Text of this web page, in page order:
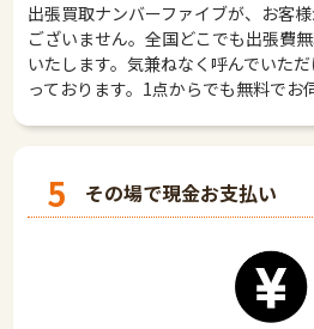
出張買取ナンバーファイブが、お客
ございません。全国どこでも出張費
いたします。気兼ねなく呼んでいた
っております。1点からでも無料でお
5 その場で現金お支払い